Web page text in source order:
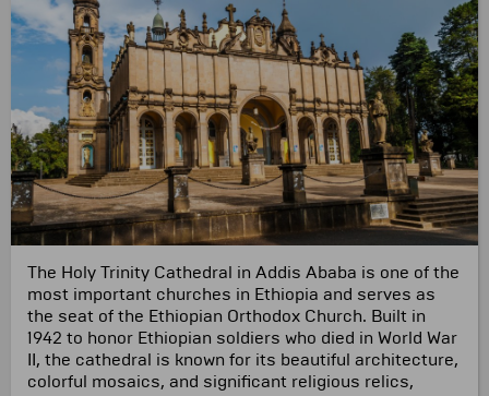
The Holy Trinity Cathedral in Addis Ababa is one of the
most important churches in Ethiopia and serves as
the seat of the Ethiopian Orthodox Church. Built in
1942 to honor Ethiopian soldiers who died in World War
II, the cathedral is known for its beautiful architecture,
colorful mosaics, and significant religious relics,